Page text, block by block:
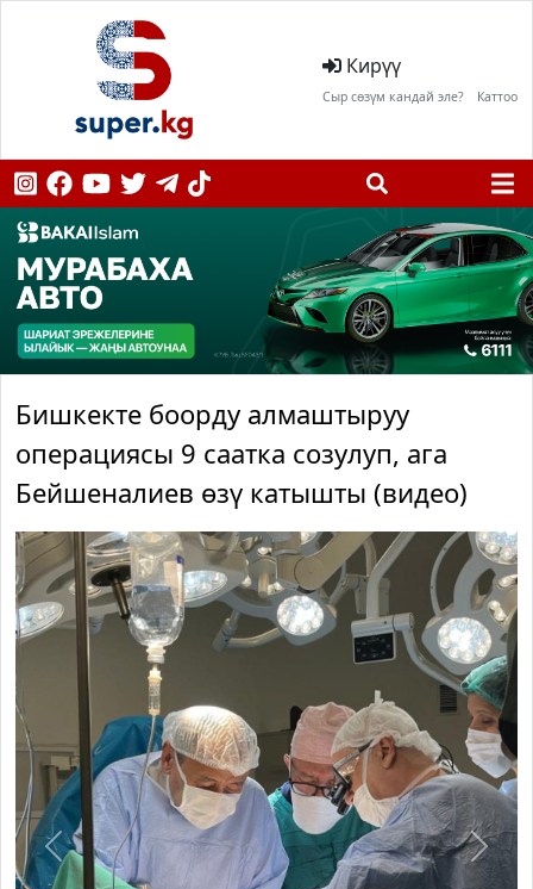
Кирүү
Сыр сөзүм кандай эле? Каттоо
Бишкекте боорду алмаштыруу
операциясы 9 саатка созулуп, ага
Бейшеналиев өзү катышты (видео)
Previous Next